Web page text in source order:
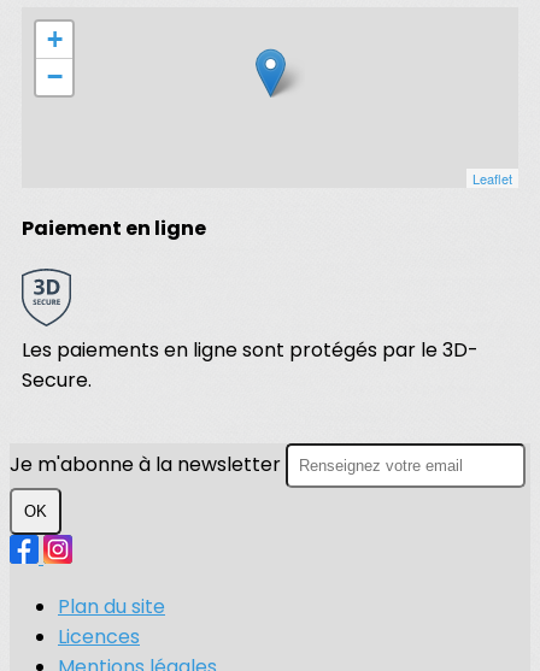
+
−
Leaflet
Paiement en ligne
Les paiements en ligne sont protégés par le 3D-
Secure.
Je m'abonne à la newsletter
OK
Plan du site
Licences